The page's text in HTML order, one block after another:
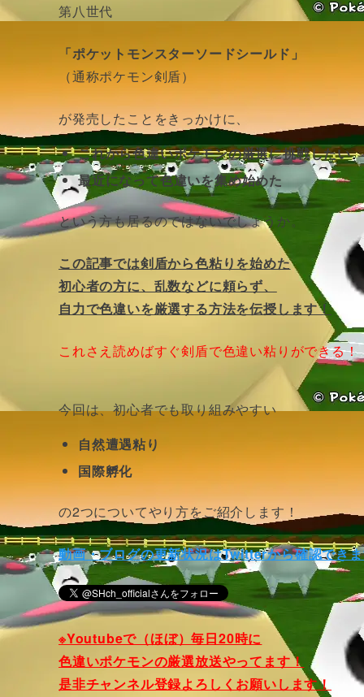
第八世代
「ポケットモンスターソードシールド」
（通称ポケモン剣盾）
が発売したことをきっかけに、
これから色違いポケモンの厳選に挑戦したい
最近になって色違いを集め始めた
という方も居るのではないでしょうか。
この記事では剣盾から色粘りを始めた
初心者の方に、乱数などに頼らず、
自力で色違いを厳選する方法を伝授します！
これさえ読めばすぐ剣盾で色違い粘りができる！
今回は、初心者でも取り組みやすい
自然遭遇粘り
国際孵化
の2つについてやり方をご紹介します！
動画・ブログの更新状況はTwitterから確認でき
※Youtubeで（ほぼ）毎日20時に
色違いポケモンの厳選放送やってます！
是非チャンネル登録よろしくお願いします！